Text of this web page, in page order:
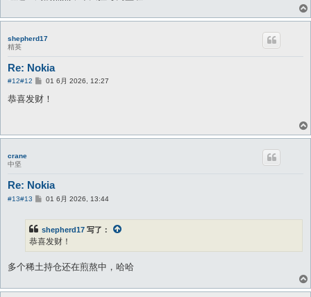
shepherd17
精英
Re: Nokia
#12#12
帖
01 6月 2026, 12:27
恭喜发财！
crane
中坚
Re: Nokia
#13#13
帖
01 6月 2026, 13:44
shepherd17 写了：
恭喜发财！
多个稀土持仓还在煎熬中，哈哈